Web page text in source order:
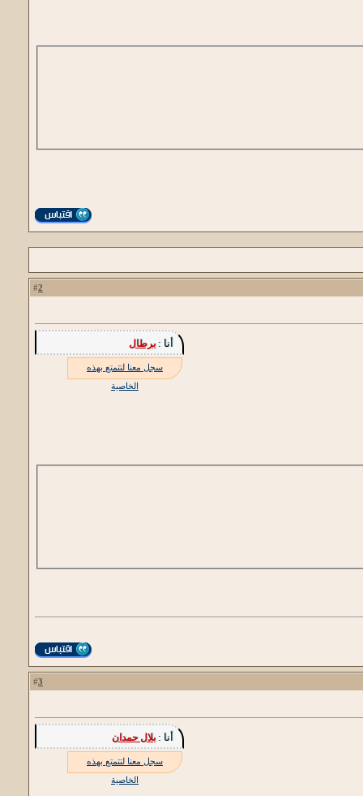
2
أنا :برطال
سجل معنا لتتمتع بهذه
الخاصية
3
أنا :بلال حمدان
سجل معنا لتتمتع بهذه
الخاصية